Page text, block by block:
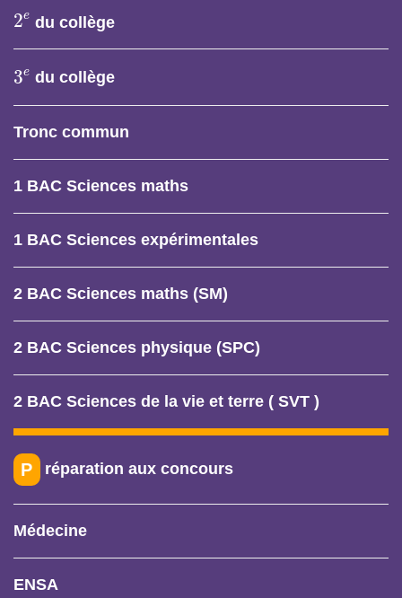
2e
2e du collège
3e
3e du collège
Tronc commun
1 BAC Sciences maths
1 BAC Sciences expérimentales
2 BAC Sciences maths (SM)
2 BAC Sciences physique (SPC)
2 BAC Sciences de la vie et terre ( SVT )
P réparation aux concours
Médecine
ENSA